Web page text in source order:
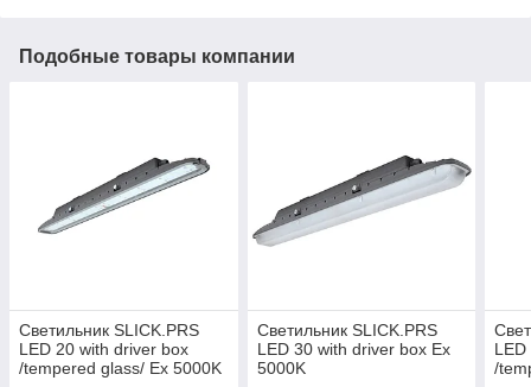
Подобные товары компании
Светильник SLICK.PRS
LED 20 with driver box
/tempered glass/ Ex 5000K
Светильник SLICK.PRS
LED 30 with driver box Ex
5000K
/